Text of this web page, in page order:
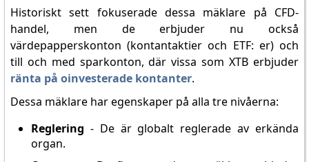
Historiskt sett fokuserade dessa mäklare på CFD-
handel, men de erbjuder nu också
värdepapperskonton (kontantaktier och ETF: er) och
till och med sparkonton, där vissa som XTB erbjuder
ränta på oinvesterade kontanter.
Dessa mäklare har egenskaper på alla tre nivåerna:
Reglering - De är globalt reglerade av erkända
organ.